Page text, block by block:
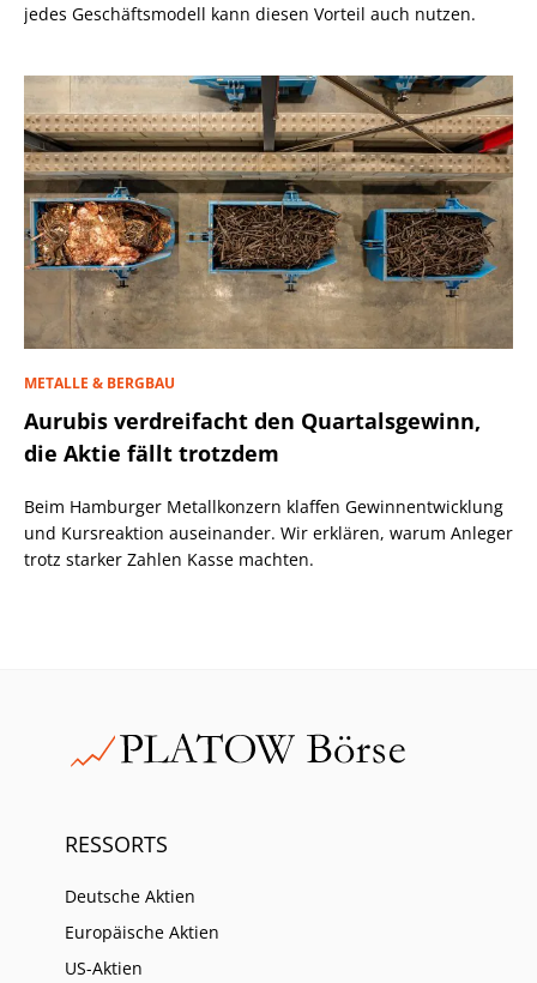
jedes Geschäftsmodell kann diesen Vorteil auch nutzen.
METALLE & BERGBAU
Aurubis verdreifacht den Quartalsgewinn,
die Aktie fällt trotzdem
Beim Hamburger Metallkonzern klaffen Gewinnentwicklung
und Kursreaktion auseinander. Wir erklären, warum Anleger
trotz starker Zahlen Kasse machten.
RESSORTS
Deutsche Aktien
Europäische Aktien
US-Aktien